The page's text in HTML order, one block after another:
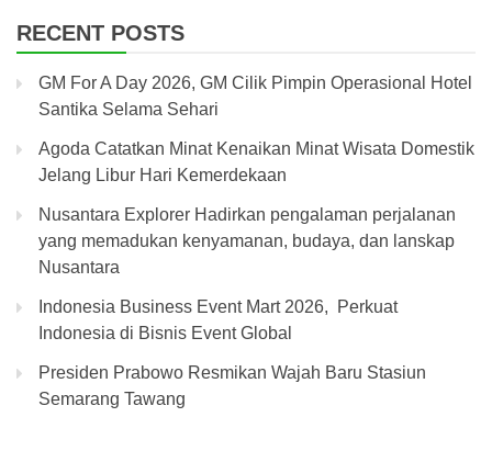
RECENT POSTS
GM For A Day 2026, GM Cilik Pimpin Operasional Hotel
Santika Selama Sehari
Agoda Catatkan Minat Kenaikan Minat Wisata Domestik
Jelang Libur Hari Kemerdekaan
Nusantara Explorer Hadirkan pengalaman perjalanan
yang memadukan kenyamanan, budaya, dan lanskap
Nusantara
Indonesia Business Event Mart 2026, Perkuat
Indonesia di Bisnis Event Global
Presiden Prabowo Resmikan Wajah Baru Stasiun
Semarang Tawang